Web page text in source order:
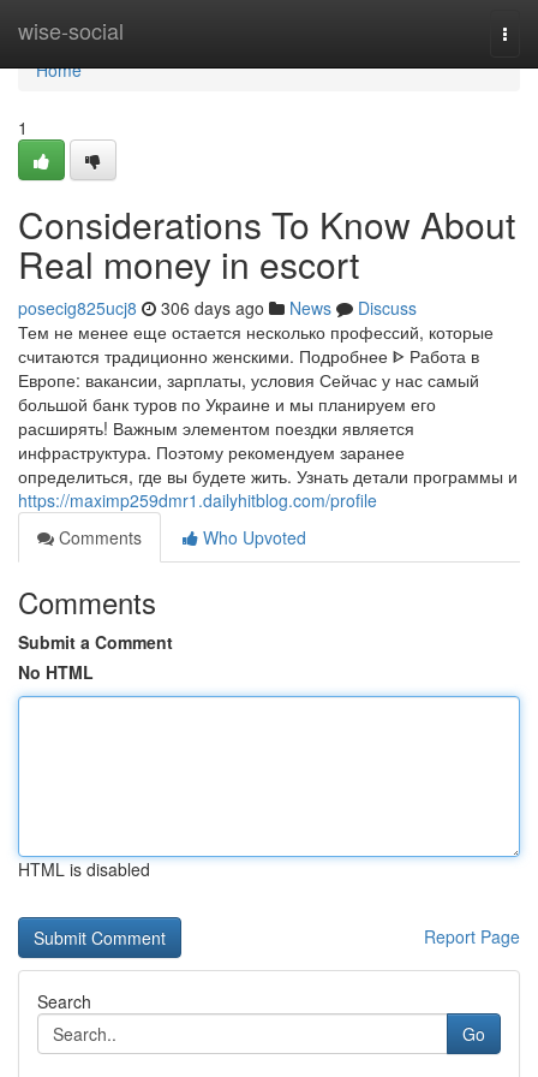
wise-social
Home
Home
1
Considerations To Know About
Real money in escort
posecig825ucj8 306 days ago News
Discuss
Тем не менее еще остается несколько профессий, которые
считаются традиционно женскими. Подробнее ᐈ Работа в
Европе: вакансии, зарплаты, условия Сейчас у нас самый
большой банк туров по Украине и мы планируем его
расширять! Важным элементом поездки является
инфраструктура. Поэтому рекомендуем заранее
определиться, где вы будете жить. Узнать детали программы и
https://maximp259dmr1.dailyhitblog.com/profile
Comments
Who Upvoted
Comments
Submit a Comment
No HTML
HTML is disabled
Report Page
Search
Go